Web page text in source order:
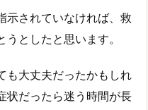
示されていなければ、救
としたと思います。
も大丈夫だったかもしれ
状だったら迷う時間が長